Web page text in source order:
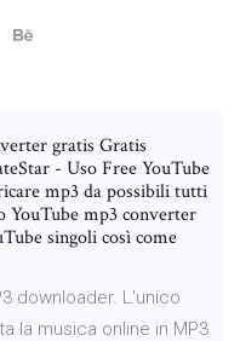
gratis Gratis
- Uso Free YouTube
mp3 da possibili tutti
YouTube mp3 converter
singoli così come
downloader. L'unico
la musica online in MP3